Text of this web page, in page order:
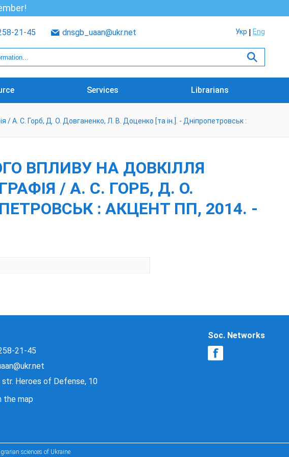
21-45 dnsgb_uaan@ukr.net Укр Eng
Services Librarians
/ А. С. Горб, Д. О. Довганенко, Л. В. Доценко [та ін.]. - Дніпропетровськ :
ВПЛИВУ НА ДОВКІЛЛЯ
/ А. С. ГОРБ, Д. О.
: АКЦЕНТ ПП, 2014. -
21-45
str. Heroes of Defense, 10
the map
Soc. Networks
sciences of Ukraine